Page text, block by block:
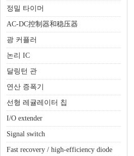
정밀 타이머
AC-DC控制器和稳压器
광 커플러
논리 IC
달링턴 관
연산 증폭기
선형 레귤레이터 칩
I/O extender
Signal switch
Fast recovery / high-efficiency diode